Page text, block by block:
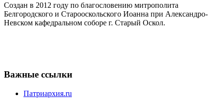
Создан в 2012 году по благословению митрополита
Белгородского и Старооскольского Иоанна при Александро-
Невском кафедральном соборе г. Старый Оскол.
Важные ссылки
Патриархия.ru